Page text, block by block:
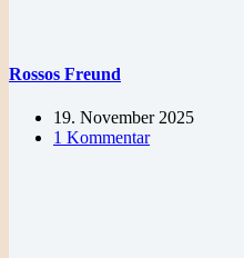
Rossos Freund
19. November 2025
1 Kommentar